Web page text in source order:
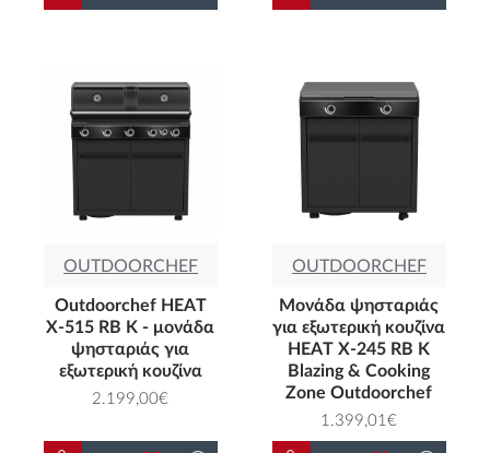
OUTDOORCHEF
Outdoorchef HEAT
X-515 RB K - μονάδα
ψησταριάς για
εξωτερική κουζίνα
2.199,00€
OUTDOORCHEF
Μονάδα ψησταριάς
για εξωτερική κουζίνα
HEAT X-245 RB K
Blazing & Cooking
Zone Outdoorchef
1.399,01€